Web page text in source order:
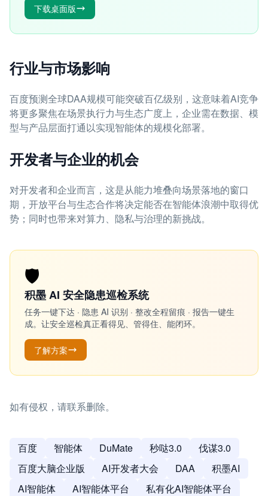
下载桌面版
行业与市场影响
百度预测全球DAA规模可能突破百亿级别，这意味着AI竞争
将更多聚焦在场景执行力与生态广度上，企业需在数据、模
型与产品层面打通以实现智能体的规模化部署。
开发者与企业的机会
对开发者和企业而言，这是从能力堆叠向场景落地的窗口
期，开放平台与生态合作将决定能否在智能体浪潮中取得优
势；同时也带来对算力、隐私与治理的新挑战。
🛡️
积墨 AI 安全隐患巡检系统
任务一键下达 · 隐患 AI 识别 · 整改全程留痕 · 报告一键生
成。让安全巡检真正看得见、管得住、能闭环。
了解方案
如有侵权，请联系删除。
百度 智能体 DuMate 秒哒3.0
伐谋3.0
百度大脑企业版
AI开发者大会 DAA
积墨AI
AI智能体
AI智能体平台
私有化AI智能体平台